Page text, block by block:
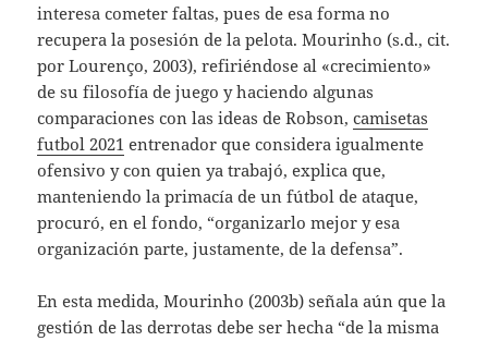
interesa cometer faltas, pues de esa forma no
recupera la posesión de la pelota. Mourinho (s.d., cit.
por Lourenço, 2003), refiriéndose al «crecimiento»
de su filosofía de juego y haciendo algunas
comparaciones con las ideas de Robson,camisetas
futbol 2021 entrenador que considera igualmente
ofensivo y con quien ya trabajó, explica que,
manteniendo la primacía de un fútbol de ataque,
procuró, en el fondo, “organizarlo mejor y esa
organización parte, justamente, de la defensa”.
En esta medida, Mourinho (2003b) señala aún que la
gestión de las derrotas debe ser hecha “de la misma